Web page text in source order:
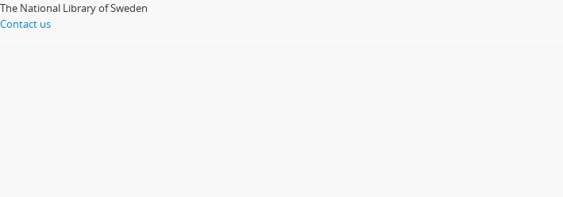
The National Library of Sweden
Contact us